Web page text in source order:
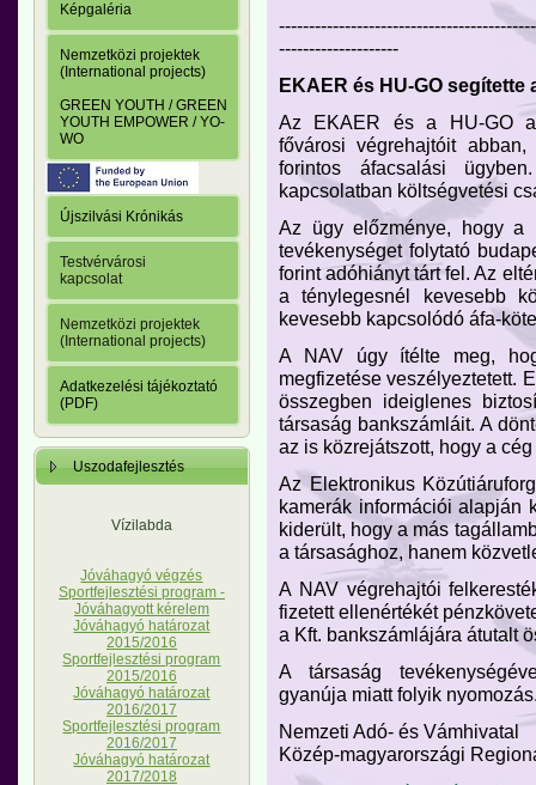
Képgaléria
Nemzetközi projektek
(International projects)
GREEN YOUTH / GREEN
YOUTH EMPOWER / YO-
WO
Újszilvási Krónikás
Testvérvárosi
kapcsolat
Nemzetközi projektek
(International projects)
Adatkezelési tájékoztató
(PDF)
Uszodafejlesztés
Vízilabda
Jóváhagyó végzés
Sportfejlesztési program -
Jóváhagyott kérelem
Jóváhagyó határozat
2015/2016
Sportfejlesztési program
2015/2016
Jóváhagyó határozat
2016/2017
Sportfejlesztési program
2016/2017
Jóváhagyó határozat
2017/2018
--------------------
EKAER és HU-GO segítette
Az EKAER és a HU-GO
fővárosi végrehajtóit
forintos áfacsalási
kapcsolatban költségvetési
Az ügy előzménye, hogy a
tevékenységet folytató
forint adóhiányt tárt fel. Az
a ténylegesnél kevesebb
kevesebb kapcsolódó áfa-
A NAV úgy ítélte meg,
megfizetése veszélyeztetett.
összegben ideiglenes
társaság bankszámláit. A
az is közrejátszott, hogy a
Az Elektronikus
kamerák információi alapján
kiderült, hogy a más
a társasághoz, hanem
A NAV végrehajtói
fizetett ellenértékét
a Kft. bankszámlájára átutalt
A társaság
gyanúja miatt folyik
Nemzeti Adó- és Vámhivatal
Közép-magyarországi